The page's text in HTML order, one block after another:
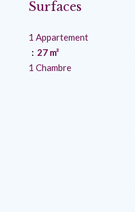
Surfaces
1 Appartement
27 m²
1 Chambre